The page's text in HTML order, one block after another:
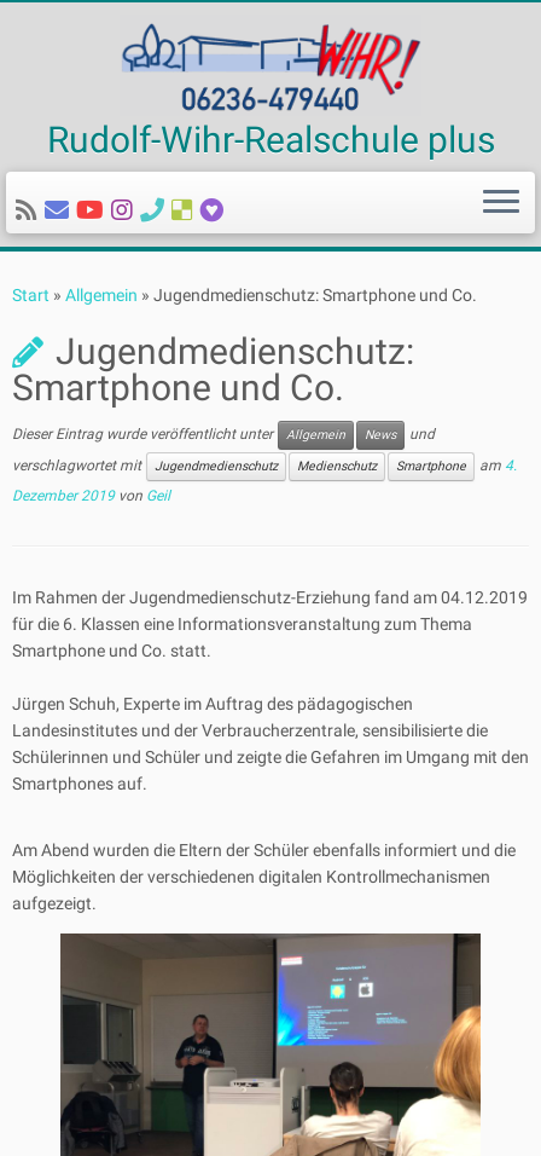
Inhalt
Rudolf-Wihr-Realschule plus
Start » Allgemein » Jugendmedienschutz: Smartphone und Co.
Jugendmedienschutz:
Smartphone und Co.
Dieser Eintrag wurde veröffentlicht unter Allgemein News
und
verschlagwortet mit
Jugendmedienschutz Medienschutz Smartphone am 4.
Dezember 2019 von Geil
Im Rahmen der Jugendmedienschutz-Erziehung fand am 04.12.2019
für die 6. Klassen eine Informationsveranstaltung zum Thema
Smartphone und Co. statt.
Jürgen Schuh, Experte im Auftrag des pädagogischen
Landesinstitutes und der Verbraucherzentrale, sensibilisierte die
Schülerinnen und Schüler und zeigte die Gefahren im Umgang mit den
Smartphones auf.
Am Abend wurden die Eltern der Schüler ebenfalls informiert und die
Möglichkeiten der verschiedenen digitalen Kontrollmechanismen
aufgezeigt.